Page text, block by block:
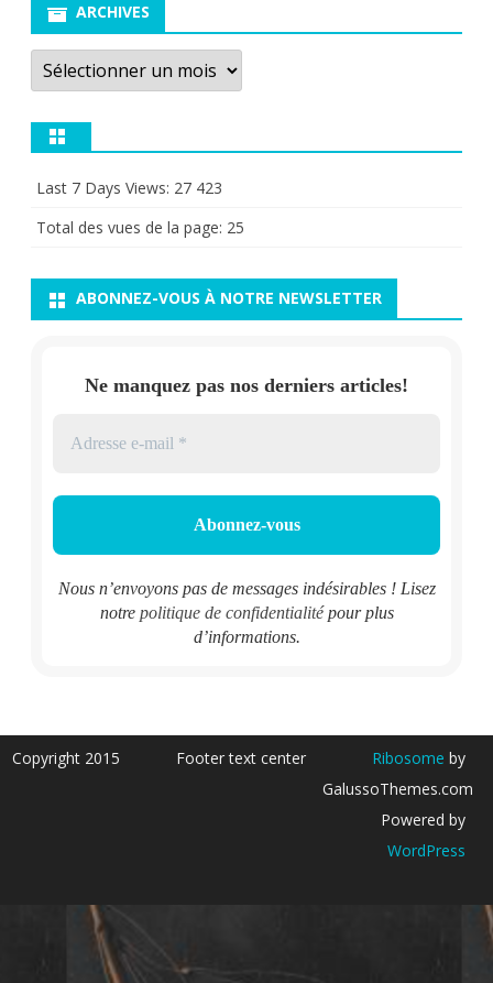
ARCHIVES
Archives
Last 7 Days Views: 27 423
Total des vues de la page: 25
ABONNEZ-VOUS À NOTRE NEWSLETTER
Ne manquez pas nos derniers articles!
Nous n’envoyons pas de messages indésirables ! Lisez
notre politique de confidentialitépour plus
d’informations.
Copyright 2015 Footer text center Ribosome by
GalussoThemes.com
Powered by
WordPress